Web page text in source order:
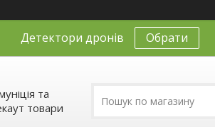
Детектори дронів Обрати
та
товари